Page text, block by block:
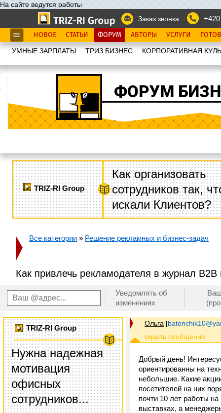
На сайте ведутся работы
Заказ звонка
НОВОЕ СТАТЬИ ФОРУМ АВТОРЫ УСЛУГИ
УМНЫЕ ЗАРПЛАТЫ ТРИЗ.БИЗНЕС КОРПОРАТИВНАЯ
ФОРУМ
TRIZ-RI Group
Как организовать
сотрудников так,
искали Клиентов?
Все категории » Решение рекламных и бизнес-задач
Как привлечь рекламодателя в журнал В2В
Уведомлять об
изменениях
TRIZ-RI Group
Нужна надежная
мотивация
офисных
сотрудников...
Ольга [
Добрый день!
ориентированны на
небольшие. Какие
посетителей на них
почти 10 лет работы
выставках, а